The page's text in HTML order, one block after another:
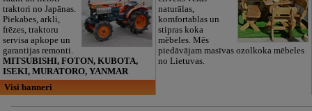
traktori no Japānas.
Piekabes, arkli,
frēzes, traktoru
servisa apkope un
garantijas remonti.
MITSUBISHI, FOTON, KUBOTA,
ISEKI, MURATORO, YANMAR
naturālas,
komfortablas un
stipras koka
mēbeles. Mēs
piedāvājam masīvas ozolkoka mēbeles
no Lietuvas.
Visi banneri